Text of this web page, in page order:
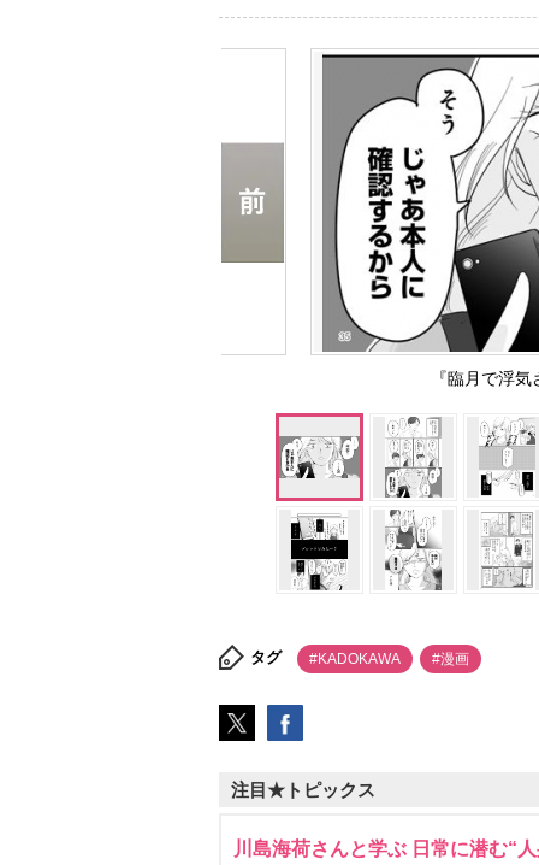
『臨月で浮
タグ #KADOKAWA #漫画
注目★トピックス
川島海荷さんと学ぶ 日常に潜む“